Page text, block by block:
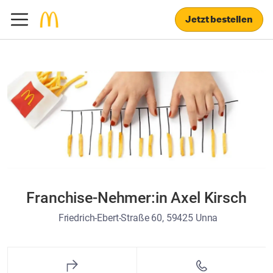
Jetzt bestellen
Franchise-Nehmer:in Axel Kirsch
Friedrich-Ebert-Straße 60, 59425 Unna